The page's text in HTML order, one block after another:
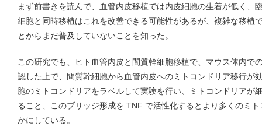
まず前書きを読んで、血管内皮移植では内皮細胞の生着が低く、
細胞と同時移植はこれを改善できる可能性があるが、複雑な移植
とからまだ普及していないことを知った。
この研究でも、ヒト血管内皮と間質幹細胞移植で、マウス体内で
認した上で、間質幹細胞から血管内皮へのミトコンドリア移行が
胞のミトコンドリアをラベルして実験を行い、ミトコンドリアが
ること、このブリッジ形成を TNF で活性化するとより多くのミ
かにしている。